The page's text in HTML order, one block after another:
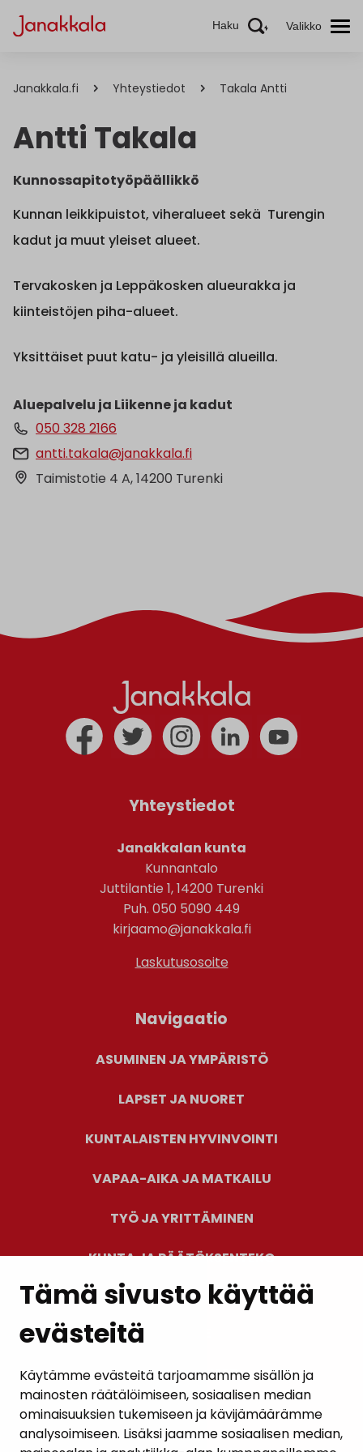
Tämä sivusto käyttää
evästeitä
Käytämme evästeitä tarjoamamme sisällön ja
mainosten räätälöimiseen, sosiaalisen median
ominaisuuksien tukemiseen ja kävijämäärämme
analysoimiseen. Lisäksi jaamme sosiaalisen median,
Haku Valikko
Janakkala.fi Yhteystiedot Takala Antti
Antti Takala
Kunnossapitotyöpäällikkö
Kunnan leikkipuistot, viheralueet sekä Turengin
kadut ja muut yleiset alueet.
Tervakosken ja Leppäkosken alueurakka ja
kiinteistöjen piha-alueet.
Yksittäiset puut katu- ja yleisillä alueilla.
Aluepalvelu ja Liikenne ja kadut
050 328 2166
antti.takala@janakkala.fi
Taimistotie 4 A, 14200 Turenki
Yhteystiedot
Janakkalan kunta
Kunnantalo
Juttilantie 1, 14200 Turenki
Puh. 050 5090 449
kirjaamo@janakkala.fi
Laskutusosoite
Navigaatio
ASUMINEN JA YMPÄRISTÖ
LAPSET JA NUORET
KUNTALAISTEN HYVINVOINTI
VAPAA-AIKA JA MATKAILU
TYÖ JA YRITTÄMINEN
KUNTA JA PÄÄTÖKSENTEKO
AJANKOHTAISET
YHTEYSTIEDOT